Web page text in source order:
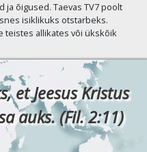
õigused. Taevas TV7 poolt
isiklikuks otstarbeks.
teistes allikates või ükskõik
et Jeesus Kristus
auks. (Fil. 2:11)